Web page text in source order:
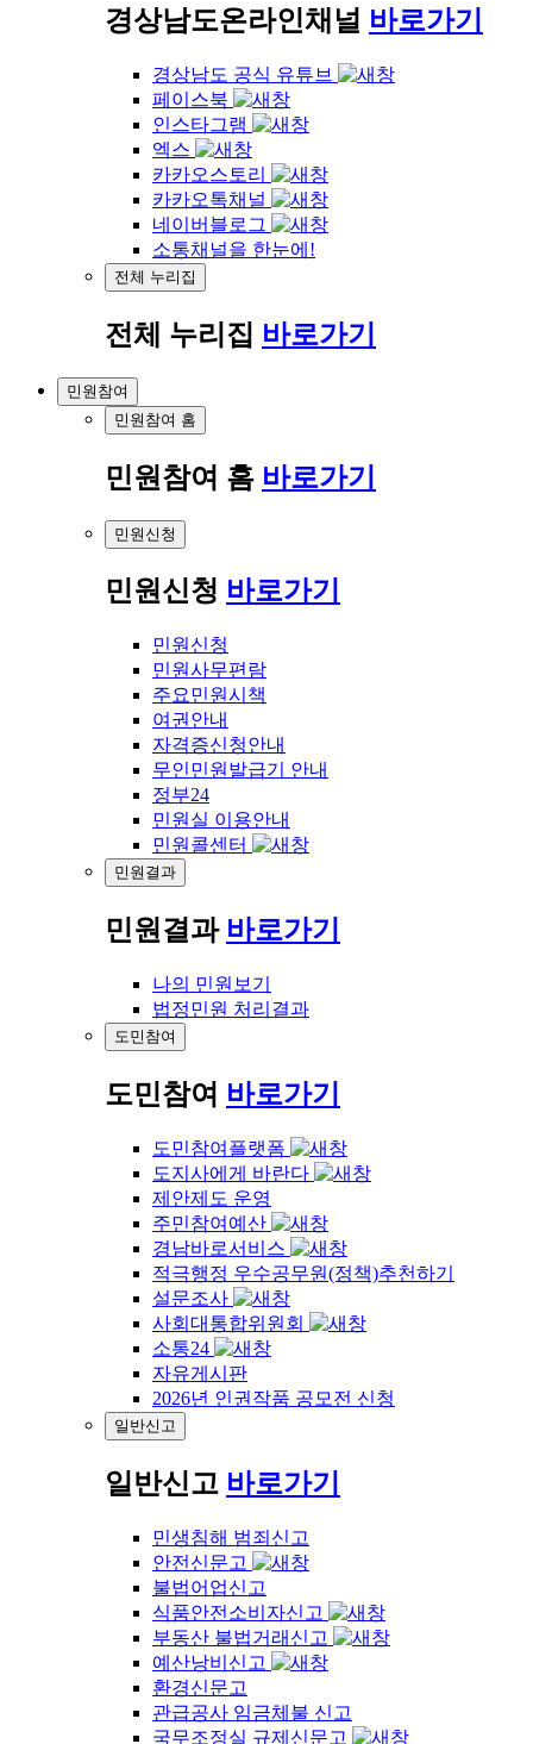
경상남도온라인채널 바로가기
경상남도 공식 유튜브
페이스북
인스타그램
엑스
카카오스토리
카카오톡채널
네이버블로그
소통채널을 한눈에!
전체 누리집
전체 누리집 바로가기
민원참여
민원참여 홈
민원참여 홈 바로가기
민원신청
민원신청 바로가기
민원신청
민원사무편람
주요민원시책
여권안내
자격증신청안내
무인민원발급기 안내
정부24
민원실 이용안내
민원콜센터
민원결과
민원결과 바로가기
나의 민원보기
법정민원 처리결과
도민참여
도민참여 바로가기
도민참여플랫폼
도지사에게 바란다
제안제도 운영
주민참여예산
경남바로서비스
적극행정 우수공무원(정책)추천하기
설문조사
사회대통합위원회
소통24
자유게시판
2026년 인권작품 공모전 신청
일반신고
일반신고 바로가기
민생침해 범죄신고
안전신문고
불법어업신고
식품안전소비자신고
부동산 불법거래신고
예산낭비신고
환경신문고
관급공사 임금체불 신고
국무조정실 규제신문고